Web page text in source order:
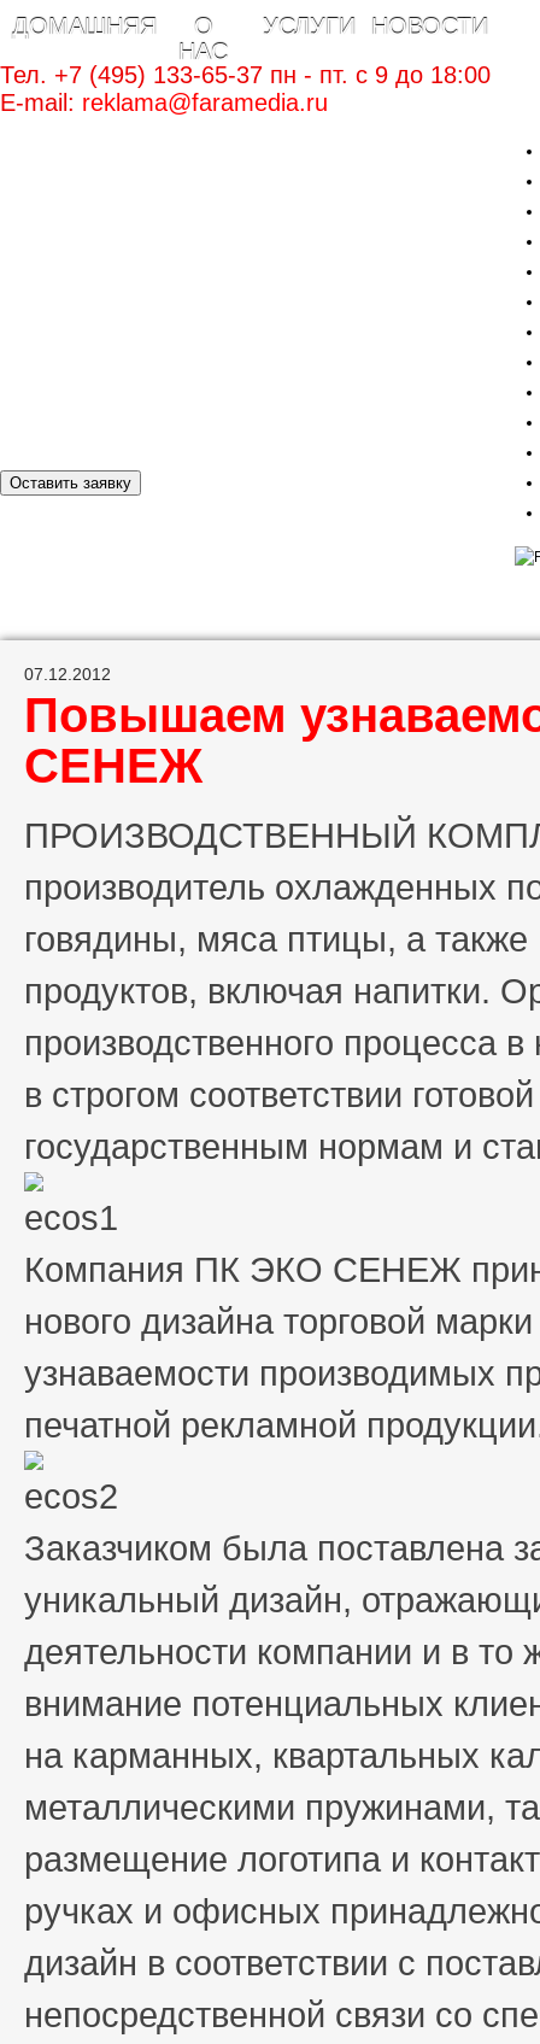
ДОМАШНЯЯ
О
НАС
УСЛУГИ
НОВОСТИ
Тел. +7 (495) 133-65-37 пн - пт. c 9 до 18:00
E-mail: reklama@faramedia.ru
Оставить заявку
07.12.2012
Повышаем
СЕНЕЖ
ПРОИЗВОДСТВЕННЫЙ
производитель охлажденных
говядины, мяса птицы, а
продуктов, включая напитки.
производственного процесса
в строгом соответствии
государственным нормам и
Компания ПК ЭКО СЕНЕЖ
нового дизайна торговой
узнаваемости производимых
печатной рекламной
Заказчиком была поставлена
уникальный дизайн,
деятельности компании и в
внимание потенциальных
на карманных, квартальных
металлическими пружинами,
размещение логотипа и
ручках и офисных
дизайн в соответствии с
непосредственной связи со